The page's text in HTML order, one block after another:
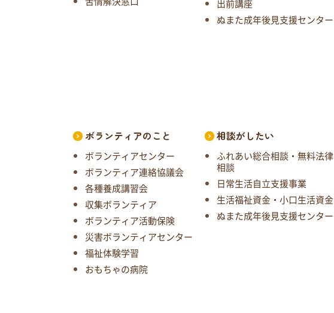
出前講座
ぬまた成年後見支援センター
ボランティアのこと
ボランティアセンター
ボランティア連絡協議会
各種養成講習会
収集ボランティア
ボランティア活動保険
災害ボランティアセンター
福祉体験学習
おもちゃの病院
相談がしたい
ふれあい総合相談・無料法律
相談
日常生活自立支援事業
生活福祉資金・小口生活資金
ぬまた成年後見支援センター